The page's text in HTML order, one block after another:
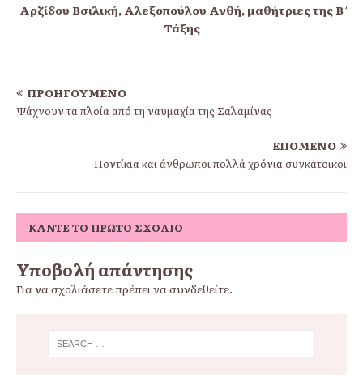
Αρζίδου Βσιλική, Αλεξοπούλου Ανθή, μαθήτριες της Β΄
Τάξης
ΠΡΟΗΓΟΎΜΕΝΟ
Ψάχνουν τα πλοία από τη ναυμαχία της Σαλαμίνας
ΕΠΌΜΕΝΟ
Ποντίκια και άνθρωποι πολλά χρόνια συγκάτοικοι
ΚΆΝΤΕ ΤΟ ΠΡΏΤΟ ΣΧΌΛΙΟ
Υποβολή απάντησης
Για να σχολιάσετε πρέπει να συνδεθείτε.